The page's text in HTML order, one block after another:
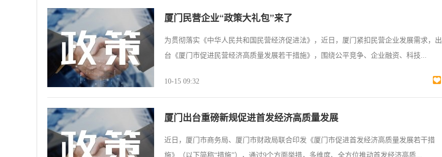
厦门民营企业“政策大礼包”来了
为贯彻落实《中华人民共和国民营经济促进法》，近日，厦门紧扣民营企业发展需求，出
台《厦门市促进民营经济高质量发展若干措施》，围绕公平竞争、企业融资、科技...
10-15 09:32
厦门出台重磅新规促进首发经济高质量发展
近日，厦门市商务局、厦门市财政局联合印发《厦门市促进首发经济高质量发展若干措
施》（以下简称“措施”），通过9个方面举措，多维度、全方位推动首发经济高质...